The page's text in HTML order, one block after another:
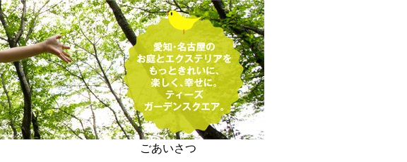
ごあいさつ